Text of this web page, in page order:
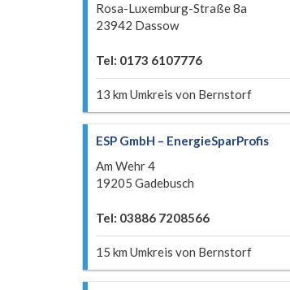
Rosa-Luxemburg-Straße 8a
23942 Dassow
Tel: 0173 6107776
13 km Umkreis von Bernstorf
ESP GmbH – EnergieSparProfis
Am Wehr 4
19205 Gadebusch
Tel: 03886 7208566
15 km Umkreis von Bernstorf